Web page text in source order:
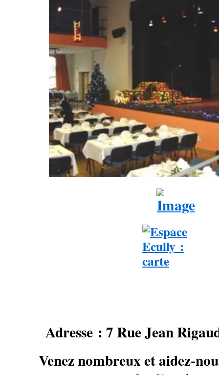
Adresse : 7 Rue Jean
Venez nombreux et aidez-